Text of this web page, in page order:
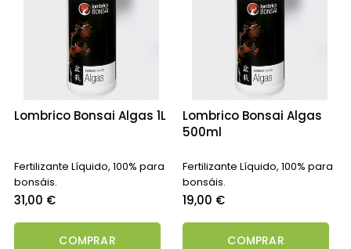
Lombrico Bonsai Algas 1L
Fertilizante Líquido, 100% para
bonsáis.
Precio
31,00 €
COMPRAR
Lombrico Bonsai Algas
500ml
Fertilizante Líquido, 100% para
bonsáis.
Precio
19,00 €
COMPRAR